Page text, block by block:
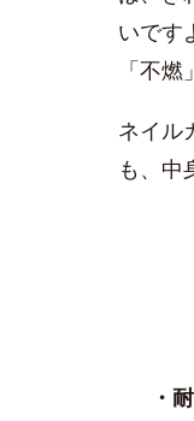
いです
「不
ネイル
も、中
・